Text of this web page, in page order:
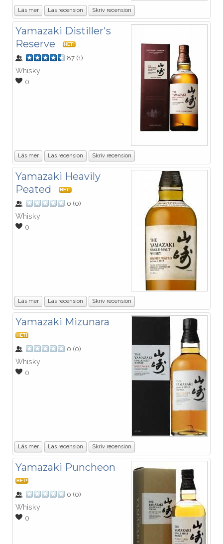
Läs mer Läs recension Skriv recension
Yamazaki Distiller's
Reserve
HET!
87 (1)
Whisky
0
Läs mer Läs recension Skriv recension
Yamazaki Heavily
Peated
HET!
0 (0)
Whisky
0
Läs mer Läs recension Skriv recension
Yamazaki Mizunara
HET!
0 (0)
Whisky
0
Läs mer Läs recension Skriv recension
Yamazaki Puncheon
HET!
0 (0)
Whisky
0